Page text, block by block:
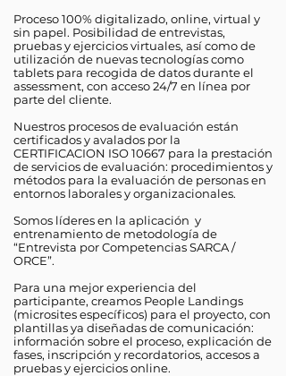
Proceso 100% digitalizado, online, virtual y
sin papel. Posibilidad de entrevistas,
pruebas y ejercicios virtuales, así como de
utilización de nuevas tecnologías como
tablets para recogida de datos durante el
assessment, con acceso 24/7 en línea por
parte del cliente.
Nuestros procesos de evaluación están
certificados y avalados por la
CERTIFICACION ISO 10667 para la prestación
de servicios de evaluación: procedimientos y
métodos para la evaluación de personas en
entornos laborales y organizacionales.
Somos líderes en la aplicación y
entrenamiento de metodología de
“Entrevista por Competencias SARCA /
ORCE”.
Para una mejor experiencia del
participante, creamos People Landings
(microsites específicos) para el proyecto, con
plantillas ya diseñadas de comunicación:
información sobre el proceso, explicación de
fases, inscripción y recordatorios, accesos a
pruebas y ejercicios online.